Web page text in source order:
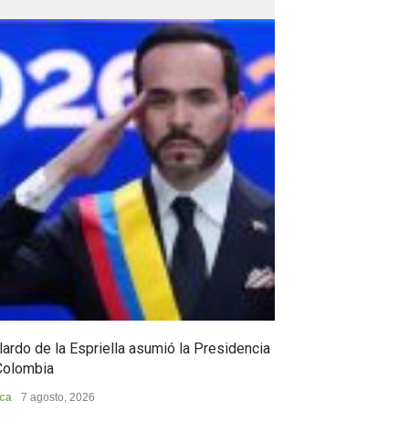
de la Espriella asumió la Presidencia
7 agosto, 2026